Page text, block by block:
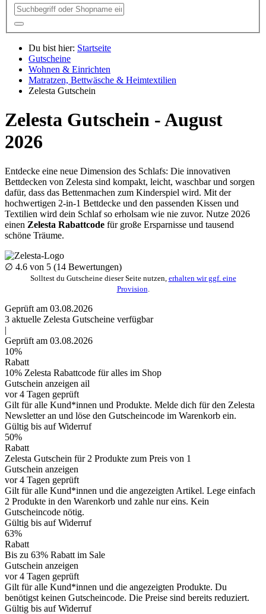
Du bist hier: Startseite
Gutscheine
Wohnen & Einrichten
Matratzen, Bettwäsche & Heimtextilien
Zelesta Gutschein
Zelesta Gutschein - August
2026
Entdecke eine neue Dimension des Schlafs: Die innovativen
Bettdecken von Zelesta sind kompakt, leicht, waschbar und sorgen
dafür, dass das Bettenmachen zum Kinderspiel wird. Mit der
hochwertigen 2-in-1 Bettdecke und den passenden Kissen und
Textilien wird dein Schlaf so erholsam wie nie zuvor. Nutze 2026
einen Zelesta Rabattcode für große Ersparnisse und tausend
schöne Träume.
∅ 4.6 von 5 (14 Bewertungen)
Solltest du Gutscheine dieser Seite nutzen, erhalten wir ggf. eine
Provision
Geprüft am 03.08.2026
3 aktuelle Zelesta Gutscheine verfügbar
|
Geprüft am 03.08.2026
10%
Rabatt
10% Zelesta Rabattcode für alles im Shop
Gutschein anzeigen ail
vor 4 Tagen geprüft
Gilt für alle Kund*innen und Produkte. Melde dich für den Zelesta
Newsletter an und löse den Gutscheincode im Warenkorb ein.
Gültig bis auf Widerruf
50%
Rabatt
Zelesta Gutschein für 2 Produkte zum Preis von 1
Gutschein anzeigen
vor 4 Tagen geprüft
Gilt für alle Kund*innen und die angezeigten Artikel. Lege einfach
2 Produkte in den Warenkorb und zahle nur eins. Kein
Gutscheincode nötig.
Gültig bis auf Widerruf
63%
Rabatt
Bis zu 63% Rabatt im Sale
Gutschein anzeigen
vor 4 Tagen geprüft
Gilt für alle Kund*innen und die angezeigten Produkte. Du
benötigst keinen Gutscheincode. Die Preise sind bereits reduziert.
Gültig bis auf Widerruf